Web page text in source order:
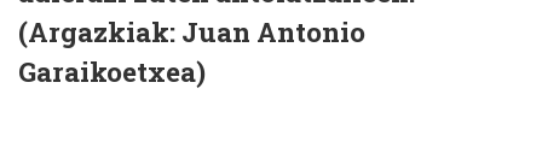
(Argazkiak: Juan Antonio
Garaikoetxea)